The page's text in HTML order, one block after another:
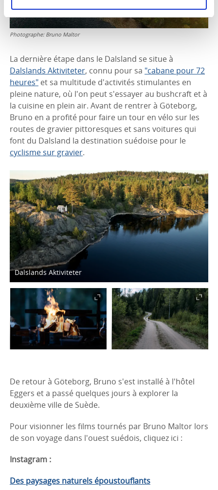
Photographe: Bruno Maltor
La dernière étape dans le Dalsland se situe à
Dalslands Aktiviteter, connu pour sa "cabane pour 72
heures" et sa multitude d'activités stimulantes en
pleine nature, où l'on peut s'essayer au bushcraft et à
la cuisine en plein air. Avant de rentrer à Göteborg,
Bruno en a profité pour faire un tour en vélo sur les
routes de gravier pittoresques et sans voitures qui
font du Dalsland la destination suédoise pour le
cyclisme sur gravier.
Dalslands Aktiviteter
De retour à Göteborg, Bruno s'est installé à l'hôtel
Eggers et a passé quelques jours à explorer la
deuxième ville de Suède.
Pour visionner les films tournés par Bruno Maltor lors
de son voyage dans l'ouest suédois, cliquez ici :
Instagram :
Des paysages naturels époustouflants